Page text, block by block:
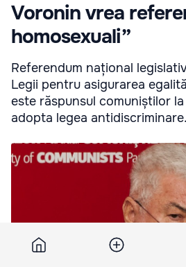
Voronin vrea
homosexuali”
Referendum național
Legii pentru asigurarea
este răspunsul comuniștilor
adopta legea antidiscriminare.